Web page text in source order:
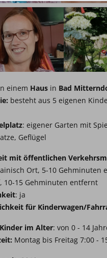
einem Haus in Bad
besteht aus 5 eigenen
: eigener Garten mit
Geflügel
mit öffentlichen
Ort, 5-10 Gehminuten
10-15 Gehminuten entfernt
: ja
für Kinderwagen/
im Alter: von 0 - 14
Montag bis Freitag 7:00 -